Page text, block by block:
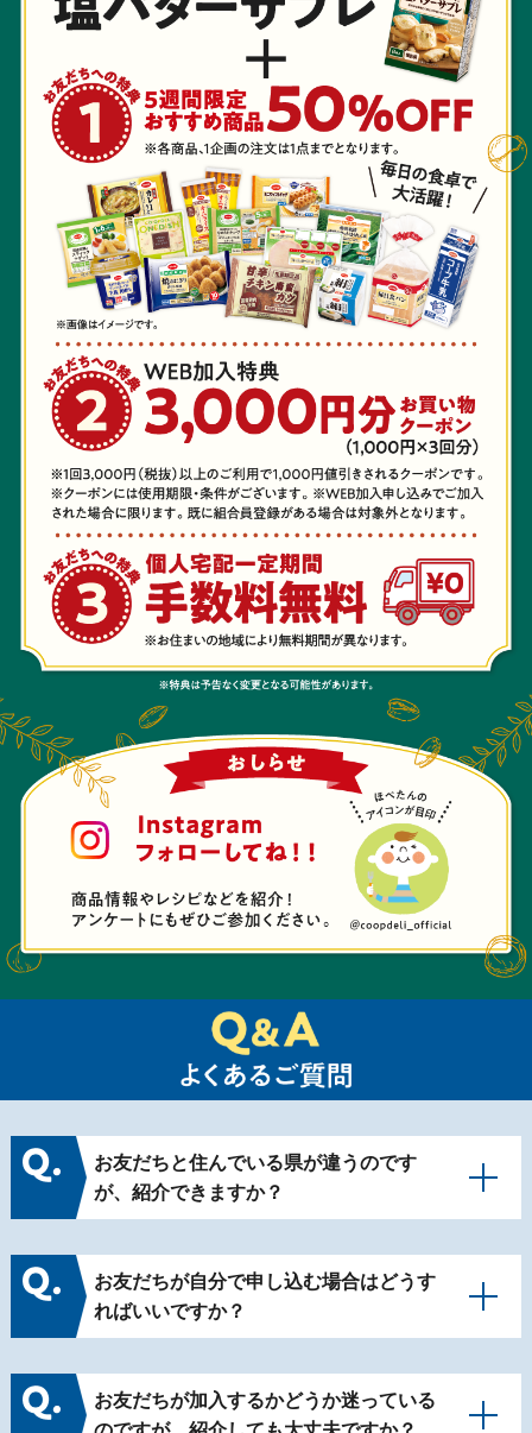
お友だちと住んでいる県が違うのです
が、紹介できますか？
お友だちが自分で申し込む場合はどうす
ればいいですか？
お友だちが加入するかどうか迷っている